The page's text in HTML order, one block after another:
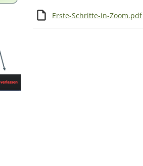
Erste-Schritte-in-Zoom.pdf